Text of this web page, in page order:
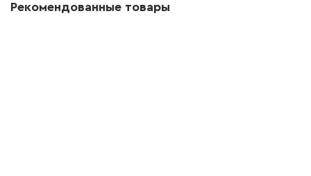
Рекомендованные товары